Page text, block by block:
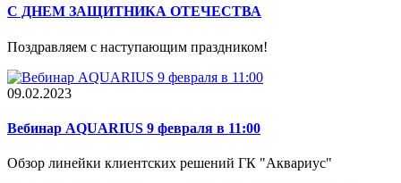
С ДНЕМ ЗАЩИТНИКА ОТЕЧЕСТВА
Поздравляем с наступающим праздником!
09.02.2023
Вебинар AQUARIUS 9 февраля в 11:00
Обзор линейки клиентских решений ГК "Аквариус"